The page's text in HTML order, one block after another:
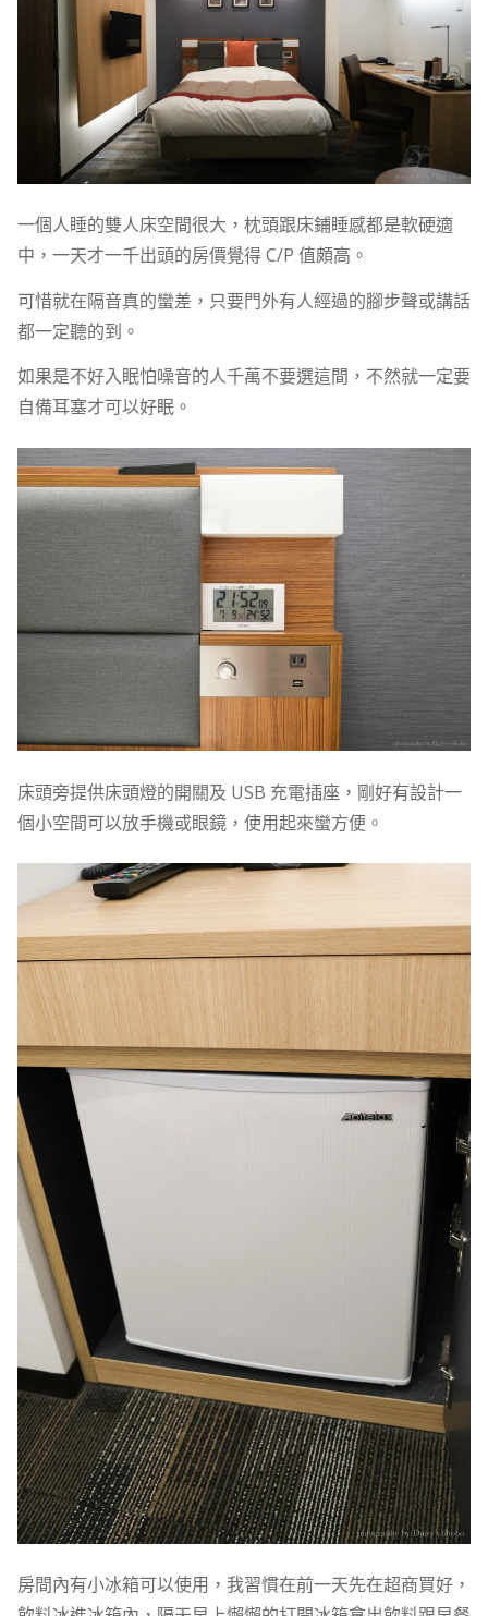
一個人睡的雙人床空間很大，枕頭跟床鋪睡感都是軟硬適
中，一天才一千出頭的房價覺得 C/P 值頗高。
可惜就在隔音真的蠻差，只要門外有人經過的腳步聲或講話
都一定聽的到。
如果是不好入眠怕噪音的人千萬不要選這間，不然就一定要
自備耳塞才可以好眠。
床頭旁提供床頭燈的開關及 USB 充電插座，剛好有設計一
個小空間可以放手機或眼鏡，使用起來蠻方便。
房間內有小冰箱可以使用，我習慣在前一天先在超商買好，